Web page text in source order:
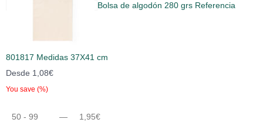
Bolsa de algodón 280 grs Referencia
801817 Medidas 37X41 cm
Desde 1,08€
You save (%)
50 - 99 — 1,95€